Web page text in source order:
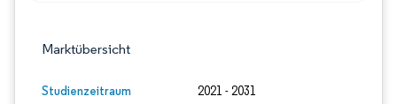
Marktübersicht
Studienzeitraum 2021 - 2031